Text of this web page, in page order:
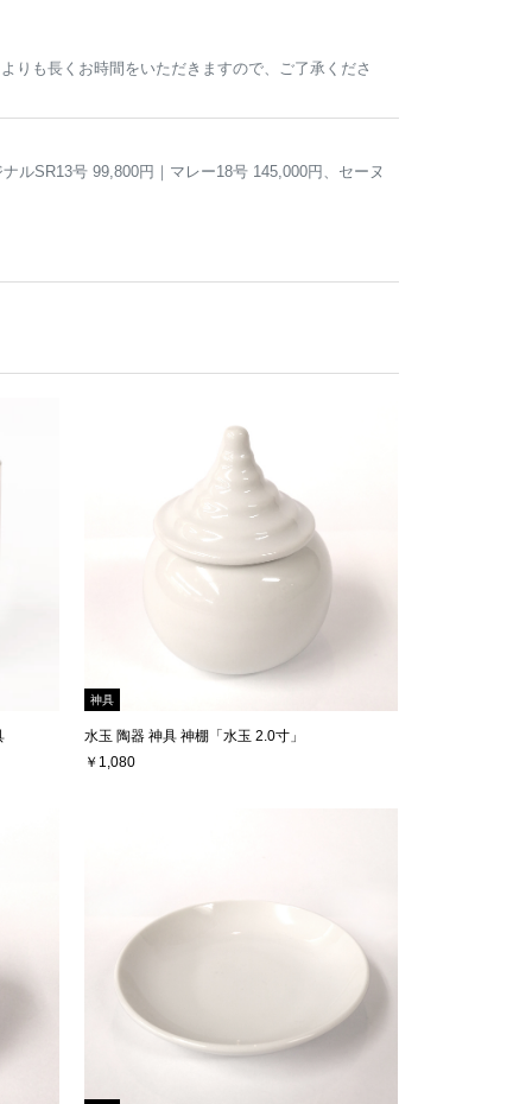
りも長くお時間をいただきますので、ご了承くださ
ルSR13号 99,800円｜マレー18号 145,000円、セーヌ
神具
水玉 陶器 神具 神棚「水玉 2.0寸」
￥1,080